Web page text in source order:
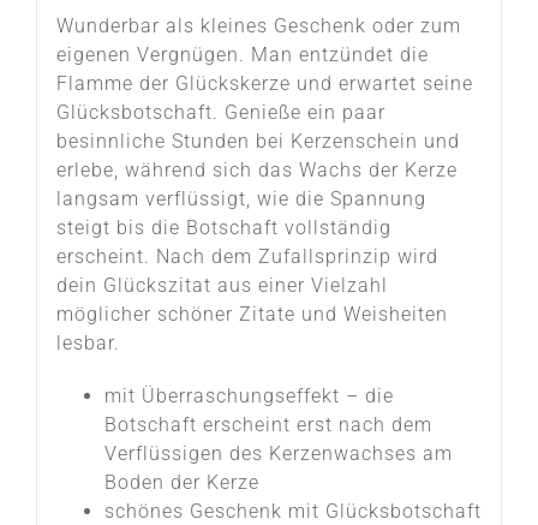
Wunderbar als kleines Geschenk oder zum
eigenen Vergnügen. Man entzündet die
Flamme der Glückskerze und erwartet seine
Glücksbotschaft. Genieße ein paar
besinnliche Stunden bei Kerzenschein und
erlebe, während sich das Wachs der Kerze
langsam verflüssigt, wie die Spannung
steigt bis die Botschaft vollständig
erscheint. Nach dem Zufallsprinzip wird
dein Glückszitat aus einer Vielzahl
möglicher schöner Zitate und Weisheiten
lesbar.
mit Überraschungseffekt – die
Botschaft erscheint erst nach dem
Verflüssigen des Kerzenwachses am
Boden der Kerze
schönes Geschenk mit Glücksbotschaft